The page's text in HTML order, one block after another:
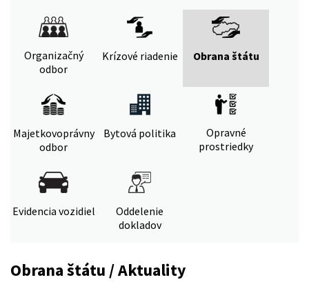
Organizačný
odbor
Krízové riadenie Obrana štátu
Majetkovoprávny
odbor
Bytová politika
Opravné
prostriedky
Evidencia vozidiel
Oddelenie
dokladov
Obrana štátu / Aktuality